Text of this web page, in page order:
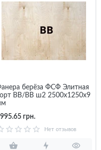
берёза ФСФ Элитная
BB/BB ш2 2500x1250x9
грн.
Нет отзывов